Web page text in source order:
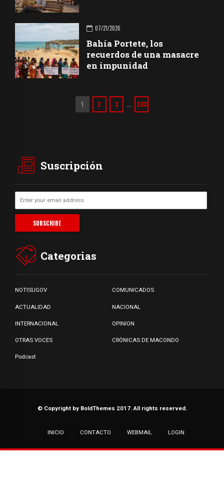
07/21/2026
Bahía Portete, los
recuerdos de una masacre
en impunidad
1 2 3 233
Suscripción
Categorias
NOTISUGOV COMUNICADOS
ACTUALIDAD NACIONAL
INTERNACIONAL OPINION
OTRAS VOCES CRÓNICAS DE MACONDO
Podcast
© Copyright by BoldThemes 2017. All rights reserved.
INICIO CONTACTO WEBMAIL LOGIN